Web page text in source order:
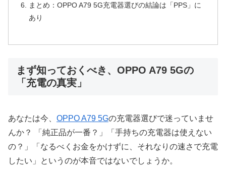
まとめ：OPPO A79 5G充電器選びの結論は「PPS」に
あり
まず知っておくべき、OPPO A79 5Gの
「充電の真実」
あなたは今、 OPPO A79 5Gの充電器選びで迷っていませ
んか？ 「純正品が一番？」「手持ちの充電器は使えない
の？」「なるべくお金をかけずに、それなりの速さで充電
したい」というのが本音ではないでしょうか。